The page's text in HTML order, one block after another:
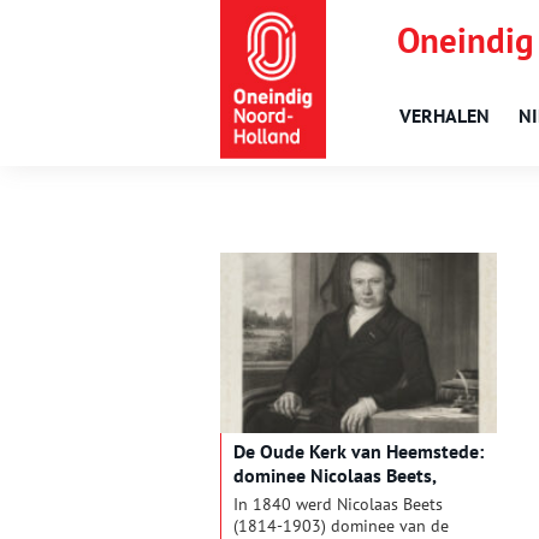
VERHALEN
De Oude Kerk van Heemstede:
dominee Nicolaas Beets,
predikant van de Oranjes
In 1840 werd Nicolaas Beets
(1814-1903) dominee van de